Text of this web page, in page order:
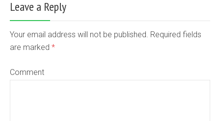
Leave a Reply
Your email address will not be published. Required fields
are marked *
Comment